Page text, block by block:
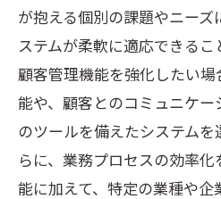
が抱える個別の課題やニー
ステムが柔軟に適応できるこ
顧客管理機能を強化したい
能や、顧客とのコミュニケ
のツールを備えたシステム
らに、業務プロセスの効率
能に加えて、特定の業種や